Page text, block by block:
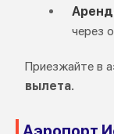
через
Приезжайте в
вылета.